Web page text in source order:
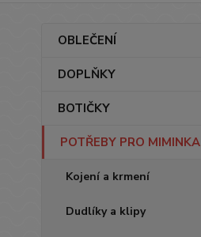
OBLEČENÍ
DOPLŇKY
BOTIČKY
POTŘEBY PRO MIMINKA
Kojení a krmení
Dudlíky a klipy